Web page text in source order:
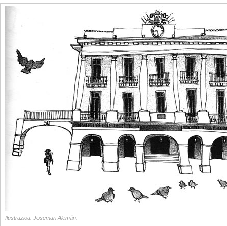
Ilustrazioa: Josemari Alemán.